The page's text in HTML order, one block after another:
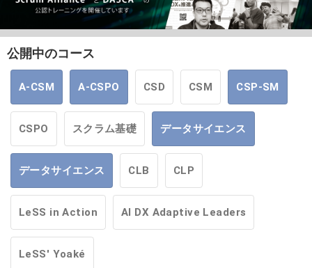
公開中のコース
A-CSM A-CSPO CSD CSM CSP-SM
CSPO スクラム基礎 データサイエンス
データサイエンス CLB CLP
LeSS in Action AI DX Adaptive Leaders
LeSS' Yoaké